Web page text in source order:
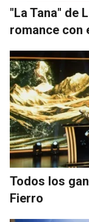
"La Tana" de
romance con
Todos los
Fierro